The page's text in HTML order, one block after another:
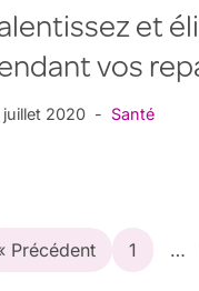
et
vos
juillet 2020 Santé
Précédent 1 …